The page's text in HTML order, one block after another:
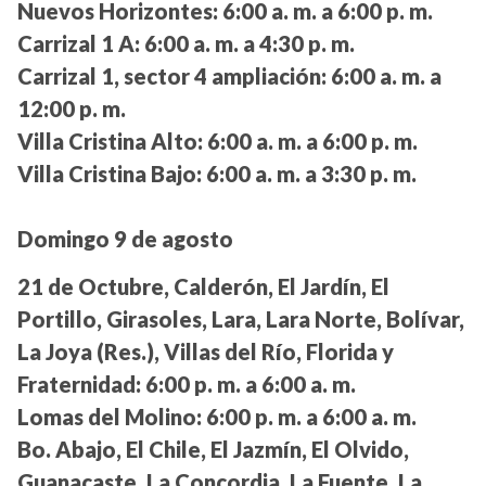
Nuevos Horizontes: 6:00 a. m. a 6:00 p. m.
Carrizal 1 A: 6:00 a. m. a 4:30 p. m.
Carrizal 1, sector 4 ampliación: 6:00 a. m. a
12:00 p. m.
Villa Cristina Alto: 6:00 a. m. a 6:00 p. m.
Villa Cristina Bajo: 6:00 a. m. a 3:30 p. m.
Domingo 9 de agosto
21 de Octubre, Calderón, El Jardín, El
Portillo, Girasoles, Lara, Lara Norte, Bolívar,
La Joya (Res.), Villas del Río, Florida y
Fraternidad: 6:00 p. m. a 6:00 a. m.
Lomas del Molino: 6:00 p. m. a 6:00 a. m.
Bo. Abajo, El Chile, El Jazmín, El Olvido,